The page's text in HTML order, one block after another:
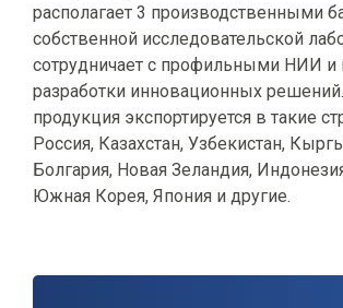
располагает 3 производственными
собственной исследовательской
сотрудничает с профильными НИИ и
разработки инновационных
продукция экспортируется в такие
Россия, Казахстан, Узбекистан,
Болгария, Новая Зеландия,
Южная Корея, Япония и другие.